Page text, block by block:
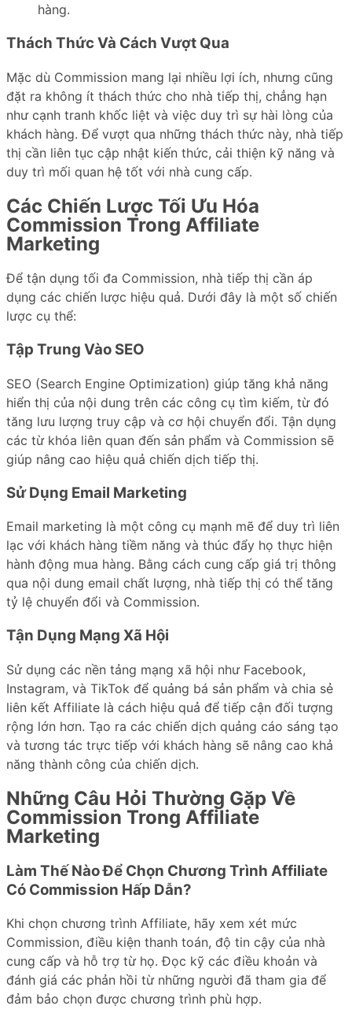
hàng.
Thách Thức Và Cách Vượt Qua
Mặc dù Commission mang lại nhiều lợi ích, nhưng cũng
đặt ra không ít thách thức cho nhà tiếp thị, chẳng hạn
như cạnh tranh khốc liệt và việc duy trì sự hài lòng của
khách hàng. Để vượt qua những thách thức này, nhà tiếp
thị cần liên tục cập nhật kiến thức, cải thiện kỹ năng và
duy trì mối quan hệ tốt với nhà cung cấp.
Các Chiến Lược Tối Ưu Hóa
Commission Trong Affiliate
Marketing
Để tận dụng tối đa Commission, nhà tiếp thị cần áp
dụng các chiến lược hiệu quả. Dưới đây là một số chiến
lược cụ thể:
Tập Trung Vào SEO
SEO (Search Engine Optimization) giúp tăng khả năng
hiển thị của nội dung trên các công cụ tìm kiếm, từ đó
tăng lưu lượng truy cập và cơ hội chuyển đổi. Tận dụng
các từ khóa liên quan đến sản phẩm và Commission sẽ
giúp nâng cao hiệu quả chiến dịch tiếp thị.
Sử Dụng Email Marketing
Email marketing là một công cụ mạnh mẽ để duy trì liên
lạc với khách hàng tiềm năng và thúc đẩy họ thực hiện
hành động mua hàng. Bằng cách cung cấp giá trị thông
qua nội dung email chất lượng, nhà tiếp thị có thể tăng
tỷ lệ chuyển đổi và Commission.
Tận Dụng Mạng Xã Hội
Sử dụng các nền tảng mạng xã hội như Facebook,
Instagram, và TikTok để quảng bá sản phẩm và chia sẻ
liên kết Affiliate là cách hiệu quả để tiếp cận đối tượng
rộng lớn hơn. Tạo ra các chiến dịch quảng cáo sáng tạo
và tương tác trực tiếp với khách hàng sẽ nâng cao khả
năng thành công của chiến dịch.
Những Câu Hỏi Thường Gặp Về
Commission Trong Affiliate
Marketing
Làm Thế Nào Để Chọn Chương Trình Affiliate
Có Commission Hấp Dẫn?
Khi chọn chương trình Affiliate, hãy xem xét mức
Commission, điều kiện thanh toán, độ tin cậy của nhà
cung cấp và hỗ trợ từ họ. Đọc kỹ các điều khoản và
đánh giá các phản hồi từ những người đã tham gia để
đảm bảo chọn được chương trình phù hợp.